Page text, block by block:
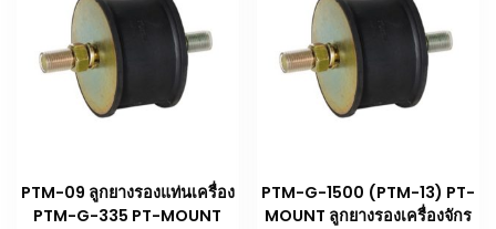
PTM-09 ลูกยางรองแท่นเครื่อง
PTM-G-335 PT-MOUNT
PTM-G-1500 (PTM-13) PT-
MOUNT ลูกยางรองเครื่องจักร